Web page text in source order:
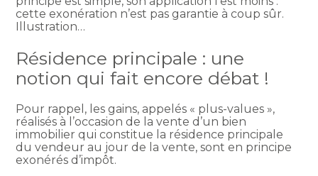
cette exonération n’est pas garantie à coup sûr.
Illustration…
Résidence principale : une
notion qui fait encore débat !
Pour rappel, les gains, appelés « plus-values »,
réalisés à l’occasion de la vente d’un bien
immobilier qui constitue la résidence principale
du vendeur au jour de la vente, sont en principe
exonérés d’impôt.